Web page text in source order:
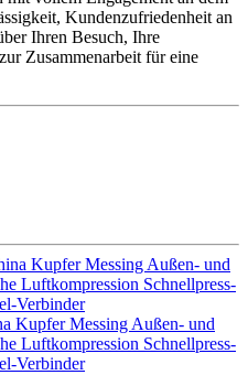
Kundenzufriedenheit an
Ihren Besuch, Ihre
Zusammenarbeit für eine
Kupfer Messing Außen- und
Luftkompression Schnellpress-
Verbinder
Kupfer Messing Außen- und
Luftkompression Schnellpress-
Verbinder